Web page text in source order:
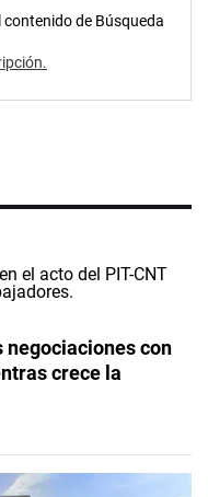
de Búsqueda
negociaciones con
crece la